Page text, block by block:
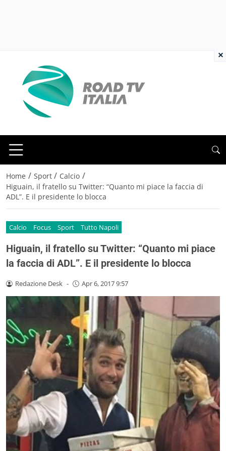
Home / Sport / Calcio /
Higuain, il fratello su Twitter: “Quanto mi piace la faccia di
ADL”. E il presidente lo blocca
Calcio Focus Sport Tutto Napoli
Higuain, il fratello su Twitter: “Quanto mi piace
la faccia di ADL”. E il presidente lo blocca
Redazione Desk - Apr 6, 2017 9:57
×